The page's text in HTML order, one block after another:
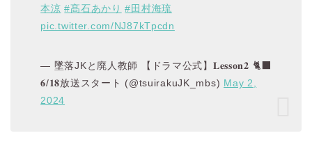
本涼 #髙石あかり #田村海琉
pic.twitter.com/NJ87kTpcdn
— 墜落JKと廃人教師 【ドラマ公式】𝐋𝐞𝐬𝐬𝐨𝐧𝟐 🐈‍⬛
𝟔/𝟏𝟖放送スタート (@tsuirakuJK_mbs) May 2,
2024